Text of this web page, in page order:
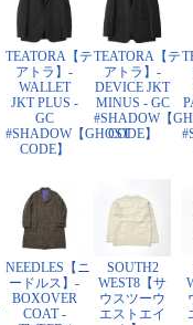
TEATORA【テ
アトラ】-
WALLET
JKT PLUS -
GC
#SHADOW【GHOST
CODE】
TEATORA【テ
アトラ】-
DEVICE JKT
MINUS - GC
#SHADOW【
CODE】
NEEDLES【ニ
ードルス】-
BOXOVER
COAT -
SOUTH2
WEST8【サ
ウスツーウ
エストエイ